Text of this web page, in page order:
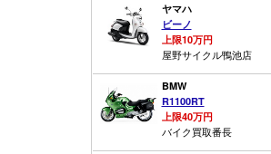
ヤマハ
ビーノ
上限10万円
屋野サイクル鴨池店
BMW
R1100RT
上限40万円
バイク買取番長